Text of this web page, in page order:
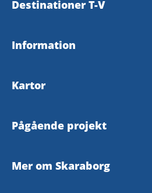
Gullspång
Hjo
Skara
Skövde
Destinationer T-V
Tibro
Vara
Information
Tillgänglighetsredogörelse
Kartor
Skaraborgskartan
Pågående projekt
Skaraborgs platsberättelse
Mer om Skaraborg